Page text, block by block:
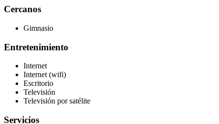
Cercanos
Gimnasio
Entretenimiento
Internet
Internet (wifi)
Escritorio
Televisión
Televisión por satélite
Servicios